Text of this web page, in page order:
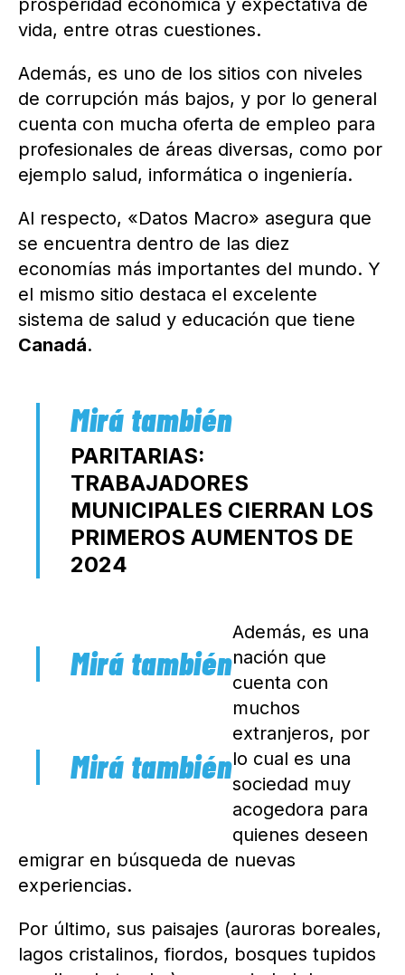
vida, entre otras cuestiones.
Además, es uno de los sitios con niveles
de corrupción más bajos, y por lo general
cuenta con mucha oferta de empleo para
profesionales de áreas diversas, como por
ejemplo salud, informática o ingeniería.
Al respecto, «Datos Macro» asegura que
se encuentra dentro de las diez
economías más importantes del mundo. Y
el mismo sitio destaca el excelente
sistema de salud y educación que tiene
Canadá.
PARITARIAS:
TRABAJADORES
MUNICIPALES CIERRAN LOS
PRIMEROS AUMENTOS DE
2024
Además, es una
nación que
cuenta con
muchos
extranjeros, por
lo cual es una
sociedad muy
acogedora para
quienes deseen
emigrar en búsqueda de nuevas
experiencias.
Por último, sus paisajes (auroras boreales,
lagos cristalinos, fiordos, bosques tupidos